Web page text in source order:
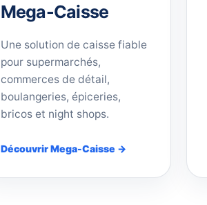
Mega-Caisse
Une solution de caisse fiable
pour supermarchés,
commerces de détail,
boulangeries, épiceries,
bricos et night shops.
Découvrir Mega-Caisse →